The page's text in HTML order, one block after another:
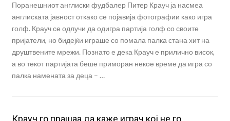
Поранешниот англиски фудбалер Питер Крауч ја насмеа
англиската јавност откако се појавија фотографии како игра
голф. Крауч се одлучи да одигра партија голф со своите
пријатели, но бидејќи играше со помала палка стана хит на
друштвените мрежи. Познато е дека Крауч е прилично висок,
а во текот партијата беше приморан некое време да игра со
палка намената за деца – …
Крауч го прашаа да каже играч кој не го